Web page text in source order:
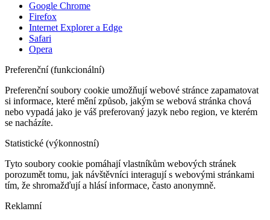
Google Chrome
Firefox
Internet Explorer a Edge
Safari
Opera
Preferenční (funkcionální)
Preferenční soubory cookie umožňují webové stránce zapamatovat
si informace, které mění způsob, jakým se webová stránka chová
nebo vypadá jako je váš preferovaný jazyk nebo region, ve kterém
se nacházíte.
Statistické (výkonnostní)
Tyto soubory cookie pomáhají vlastníkům webových stránek
porozumět tomu, jak návštěvníci interagují s webovými stránkami
tím, že shromažďují a hlásí informace, často anonymně.
Reklamní